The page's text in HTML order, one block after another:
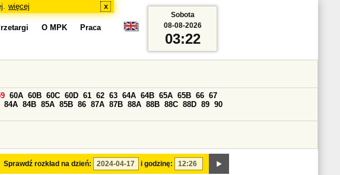
więcej x
O MPK Praca
Sprawdź rozkład na dzień: i godzinę:
60A 60B 60C 60D 61 62 63 64A 64B 65A 65B 66 67
84A 84B 85A 85B 86 87A 87B 88A 88B 88C 88D 89 90
Sobota
08-08-2026
03:22